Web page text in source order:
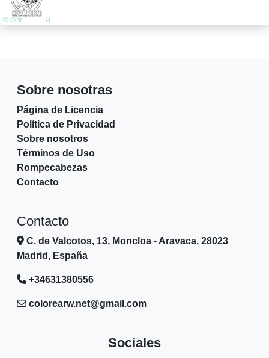
Sobre nosotras
Página de Licencia
Política de Privacidad
Sobre nosotros
Términos de Uso
Rompecabezas
Contacto
Contacto
C. de Valcotos, 13, Moncloa - Aravaca, 28023
Madrid, España
+34631380556
colorearw.net@gmail.com
Sociales